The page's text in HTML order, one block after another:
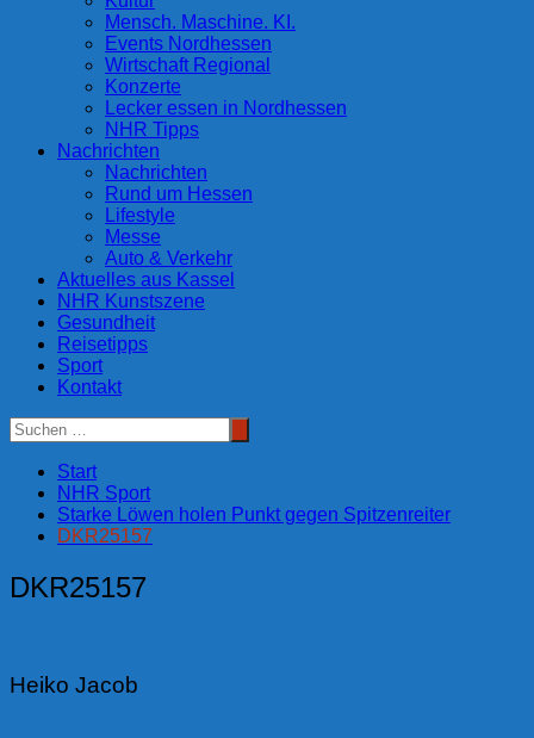
Mensch. Maschine. KI.
Events Nordhessen
Wirtschaft Regional
Konzerte
Lecker essen in Nordhessen
NHR Tipps
Nachrichten
Nachrichten
Rund um Hessen
Lifestyle
Messe
Auto & Verkehr
Aktuelles aus Kassel
NHR Kunstszene
Gesundheit
Reisetipps
Sport
Kontakt
Start
NHR Sport
Starke Löwen holen Punkt gegen Spitzenreiter
DKR25157
DKR25157
Heiko Jacob